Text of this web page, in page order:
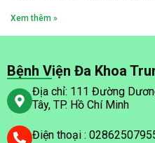
Xem thêm »
Bệnh Viện Đa Khoa
Địa chỉ: 111 Đường
Tây, TP. Hồ Chí Minh
Điện thoại :